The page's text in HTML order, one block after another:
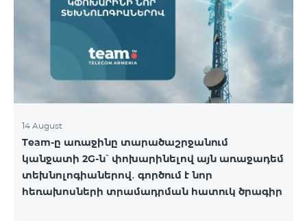
14 August
Team-ը առաջինը տարածաշրջանում
կանջատի 2G-ն՝ փոխարինելով այն առաջադեմ
տեխնոլոգիաներով․ գործում է նոր
հեռախոսների տրամադրման հատուկ ծրագիր